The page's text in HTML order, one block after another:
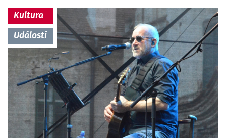
Kultura
Události